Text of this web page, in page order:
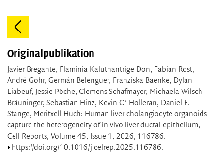
Originalpublikation
Javier Bregante, Flaminia Kaluthantrige Don, Fabian Rost,
André Gohr, Germán Belenguer, Franziska Baenke, Dylan
Liabeuf, Jessie Pöche, Clemens Schafmayer, Michaela Wilsch-
Bräuninger, Sebastian Hinz, Kevin O’ Holleran, Daniel E.
Stange, Meritxell Huch: Human liver cholangiocyte organoids
capture the heterogeneity of in vivo liver ductal epithelium,
Cell Reports, Volume 45, Issue 1, 2026, 116786.
https://doi.org/10.1016/j.celrep.2025.116786.